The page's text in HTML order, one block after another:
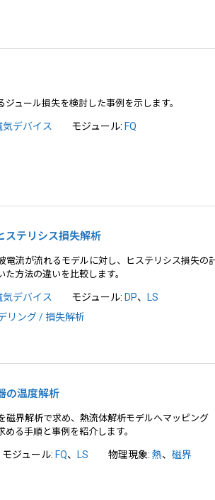
ュール損失を検討した事例を示します。
気デバイス モジュール: FQ
ステリシス損失解析
電流が流れるモデルに対し、ヒステリシス損失の
方法の違いを比較します。
気デバイス モジュール: DP、
LS
リング / 損失解析
の温度解析
磁界解析で求め、熱流体解析モデルへマッピング
る手順と事例を紹介します。
モジュール: FQ、 LS 物理現象: 熱、 磁界